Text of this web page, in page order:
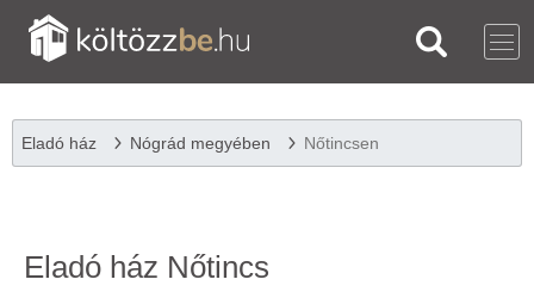
Eladó ház Nógrád megyében Nőtincsen
Eladó ház Nőtincs